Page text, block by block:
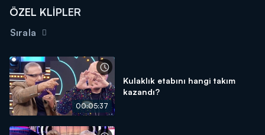
Turnike eğlence dolu yeni bölümleriyle Kanal D'de!
ÖZEL KLİPLER
Sırala
00:05:37
Kulaklık etabını hangi takım
kazandı?